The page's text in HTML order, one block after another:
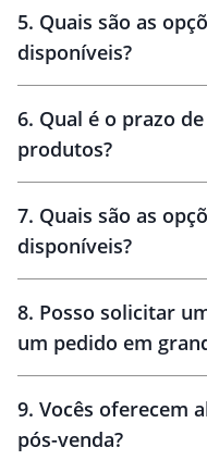
personalização
amostra virtual
5. Quais são as
disponíveis?
6. Qual é o prazo
produtos?
10 dias
7. Quais são as
disponíveis?
8. Posso solicitar
um pedido em
9. Vocês oferecem
pós-venda?